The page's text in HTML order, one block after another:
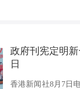
政府刊宪定明
日
香港新闻社8月7日